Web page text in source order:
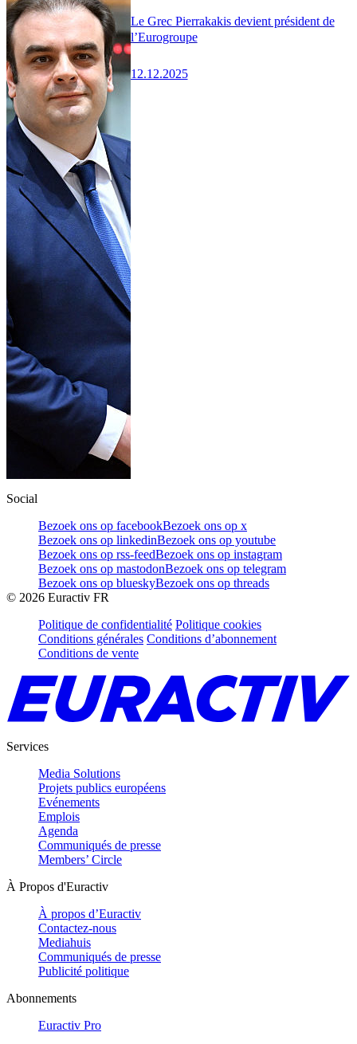
Le Grec Pierrakakis devient président de
l’Eurogroupe
12.12.2025
Social
Bezoek ons op facebookBezoek ons op x
Bezoek ons op linkedinBezoek ons op youtube
Bezoek ons op rss-feedBezoek ons op instagram
Bezoek ons op mastodonBezoek ons op telegram
Bezoek ons op blueskyBezoek ons op threads
© 2026 Euractiv FR
Politique de confidentialité Politique cookies
Conditions générales Conditions d’abonnement
Conditions de vente
Services
Media Solutions
Projets publics européens
Evénements
Emplois
Agenda
Communiqués de presse
Members’ Circle
À Propos d'Euractiv
À propos d’Euractiv
Contactez-nous
Mediahuis
Communiqués de presse
Publicité politique
Abonnements
Euractiv Pro